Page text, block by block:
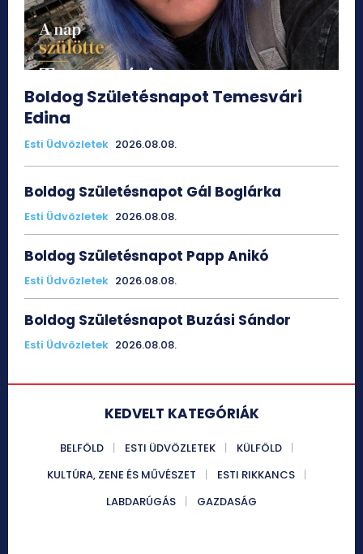
Boldog Születésnapot Temesvári
Edina
Esti Üdvözletek 2026.08.08.
Boldog Születésnapot Gál Boglárka
Esti Üdvözletek 2026.08.08.
Boldog Születésnapot Papp Anikó
Esti Üdvözletek 2026.08.08.
Boldog Születésnapot Buzási Sándor
Esti Üdvözletek 2026.08.08.
KEDVELT KATEGÓRIÁK
BELFÖLD ESTI ÜDVÖZLETEK
KÜLFÖLD
KULTÚRA, ZENE ÉS MŰVÉSZET
ESTI RIKKANCS
LABDARÚGÁS
GAZDASÁG